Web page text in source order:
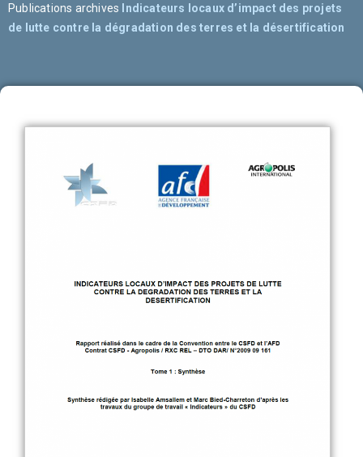
Publications archives Indicateurs locaux d’impact des projets
de lutte contre la dégradation des terres et la désertification